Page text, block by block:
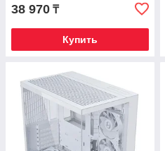
38 970 ₸
Купить